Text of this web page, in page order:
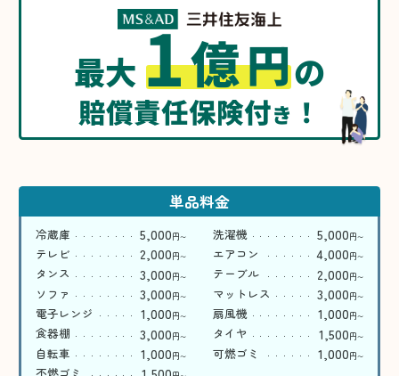
最大1億円の
賠償責任保険付き ！
単品料金
冷蔵庫 5,000円〜 洗濯機 5,000円〜
テレビ 2,000円〜 エアコン 4,000円〜
タンス 3,000円〜 テーブル 2,000円〜
ソファ 3,000円〜 マットレス 3,000円〜
電子レンジ 1,000円〜 扇風機 1,000円〜
食器棚 3,000円〜 タイヤ 1,500円〜
自転車 1,000円〜 可燃ゴミ 1,000円〜